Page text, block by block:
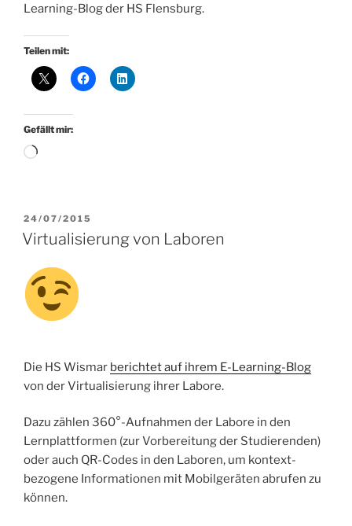
Learning-Blog der HS Flensburg.
Teilen mit:
Gefällt mir:
Wird
VERÖFFENTLICHT
AM
24/07/2015
Virtualisierung von Laboren
Die HS Wismar berichtet auf ihrem E-Learning-Blog
von der Virtualisierung ihrer Labore.
Dazu zählen 360°-Aufnahmen der Labore in den
Lernplattformen (zur Vorbereitung der Studierenden)
oder auch QR-Codes in den Laboren, um kontext-
bezogene Informationen mit Mobilgeräten abrufen zu
können.